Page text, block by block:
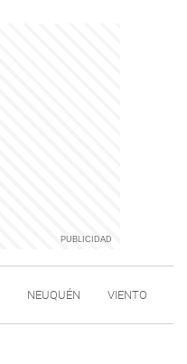
NEUQUÉN VIENTO